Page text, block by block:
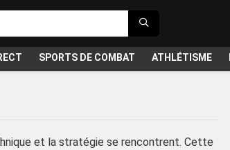
SPORTS DE COMBAT ATHLÉTISME
et la stratégie se rencontrent. Cette